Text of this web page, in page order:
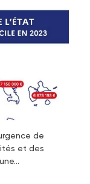
de
et des